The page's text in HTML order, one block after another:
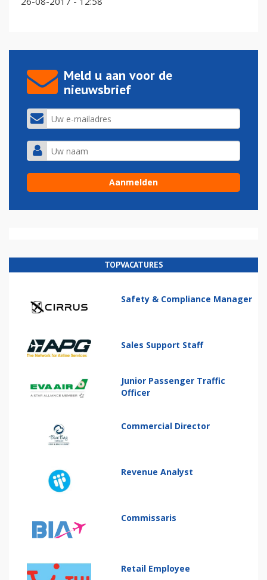
Meld u aan voor de
nieuwsbrief
TOPVACATURES
Safety & Compliance Manager
Sales Support Staff
Junior Passenger Traffic
Officer
Commercial Director
Revenue Analyst
Commissaris
Retail Employee